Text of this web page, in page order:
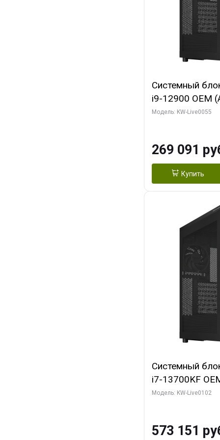
Системный
i9-12900 OEM
C16 8EC/8PC/
HDMI/ 1 ТБ
Модель: KW-Live0055
269 091
Купить
Системный
i7-13700KF
7, C16 8EC/
Turbo/ 960 ГБ
Модель: KW-Live0102
573 151